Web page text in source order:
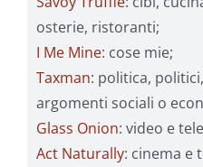
osterie, ristoranti;
I Me Mine: cose mie;
Taxman: politica,
argomenti sociali o
Glass Onion: video e
Act Naturally: cinema e